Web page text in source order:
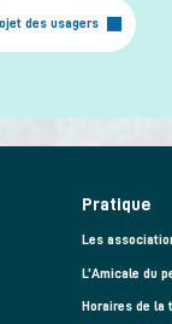
des usagers
Pratique
Les
L’Amicale du
Horaires de la